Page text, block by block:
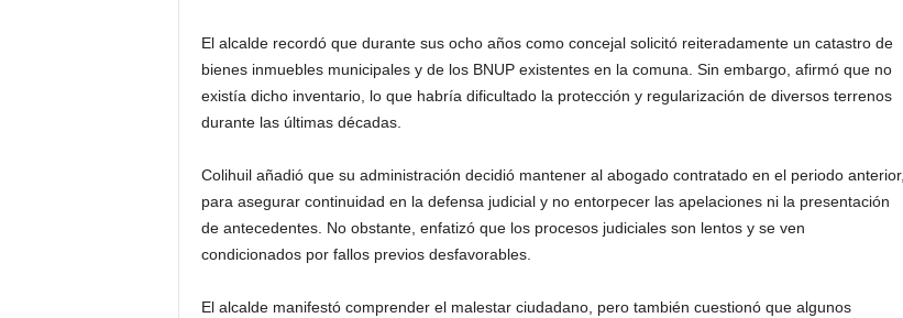
El alcalde recordó que durante sus ocho años como concejal solicitó reiteradamente un catastro de
bienes inmuebles municipales y de los BNUP existentes en la comuna. Sin embargo, afirmó que no
existía dicho inventario, lo que habría dificultado la protección y regularización de diversos terrenos
durante las últimas décadas.
Colihuil añadió que su administración decidió mantener al abogado contratado en el periodo anterior,
para asegurar continuidad en la defensa judicial y no entorpecer las apelaciones ni la presentación
de antecedentes. No obstante, enfatizó que los procesos judiciales son lentos y se ven
condicionados por fallos previos desfavorables.
El alcalde manifestó comprender el malestar ciudadano, pero también cuestionó que algunos